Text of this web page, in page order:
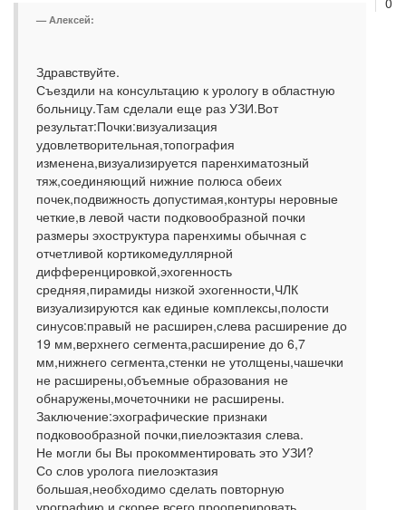
Алексей:
Здравствуйте.
Съездили на консультацию к урологу в областную
больницу.Там сделали еще раз УЗИ.Вот
результат:Почки:визуализация
удовлетворительная,топография
изменена,визуализируется паренхиматозный
тяж,соединяющий нижние полюса обеих
почек,подвижность допустимая,контуры неровные
четкие,в левой части подковообразной почки
размеры эхоструктура паренхимы обычная с
отчетливой кортикомедуллярной
дифференцировкой,эхогенность
средняя,пирамиды низкой эхогенности,ЧЛК
визуализируются как единые комплексы,полости
синусов:правый не расширен,слева расширение до
19 мм,верхнего сегмента,расширение до 6,7
мм,нижнего сегмента,стенки не утолщены,чашечки
не расширены,объемные образования не
обнаружены,мочеточники не расширены.
Заключение:эхографические признаки
подковообразной почки,пиелоэктазия слева.
Не могли бы Вы прокомментировать это УЗИ?
Со слов уролога пиелоэктазия
большая,необходимо сделать повторную
урографию,и скорее всего прооперировать